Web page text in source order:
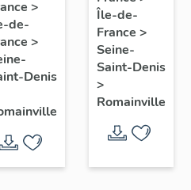
>
de-
>
Denis
(Le
Pavillon)
Île-de-
France >
Seine-
Saint-Denis
>
Romainville